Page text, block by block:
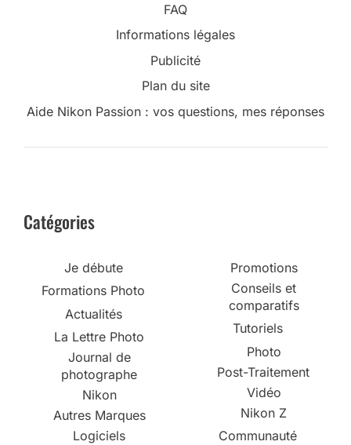
FAQ
Informations légales
Publicité
Plan du site
Aide Nikon Passion : vos questions, mes réponses
Catégories
Je débute
Formations Photo
Actualités
La Lettre Photo
Journal de
photographe
Nikon
Autres Marques
Logiciels
Promotions
Conseils et
comparatifs
Tutoriels
Photo
Post-Traitement
Vidéo
Nikon Z
Communauté